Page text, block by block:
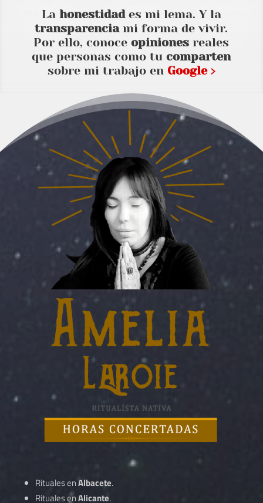
La honestidades mi lema. Y la
transparenciami forma de vivir.
Por ello, conoceopiniones reales
que personas como tucomparten
sobre mi trabajo en Google ›
Rituales enAlbacete.
Rituales enAlicante.